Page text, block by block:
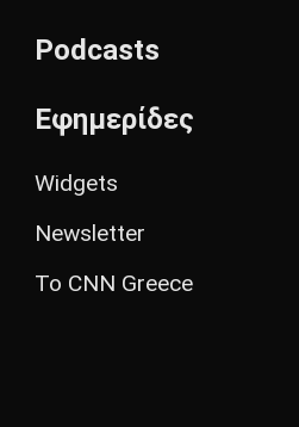
Podcasts
Εφημερίδες
Widgets
Newsletter
Το CNN Greece